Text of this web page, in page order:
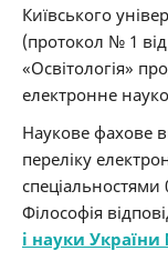
Київського
(протокол № 1
«Освітологія»
електронне
Наукове фахове
переліку
спеціальностями
Філософія
і науки України